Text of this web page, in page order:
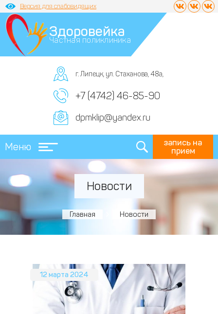
Версия для слабовидящих
Здоровейка
Частная поликлиника
г. Липецк, ул. Стаханова, 48а,
+7 (4742) 46-85-90
dpmklip@yandex.ru
Меню
запись на
прием
Новости
Главная Новости
12 марта 2024